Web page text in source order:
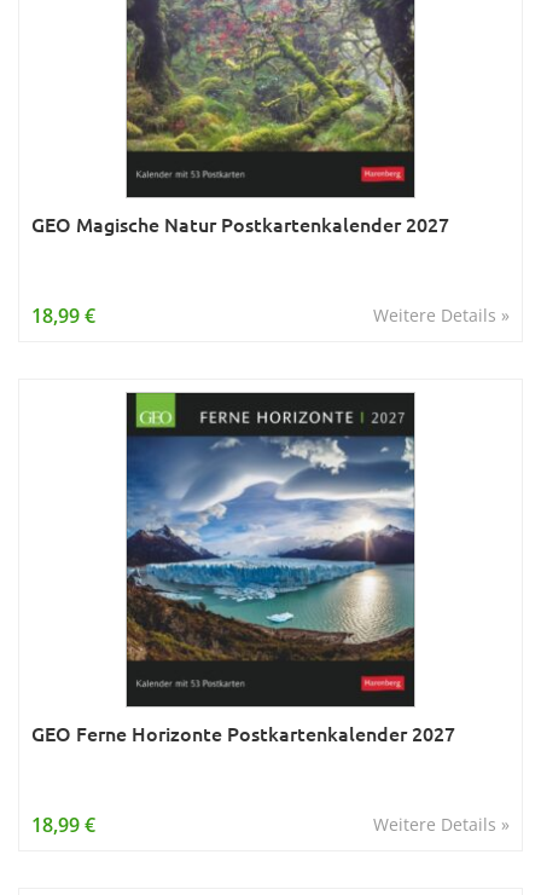
GEO Magische Natur Postkartenkalender 2027
Weitere Details »
18,99 €
GEO Ferne Horizonte Postkartenkalender 2027
Weitere Details »
18,99 €